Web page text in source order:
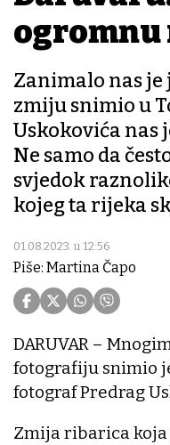
Zanimalo nas je
zmiju snimio u
Uskokovića nas
Ne samo da
svjedok
kojeg ta rijeka
01.08.2023. u 12:56
Piše: Martina Čapo
DARUVAR –
fotografiju snimio
fotograf Predrag
Zmija ribarica